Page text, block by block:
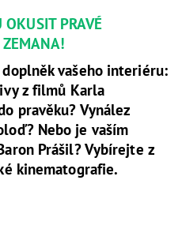
OKUSIT PRAVÉ
ZEMANA!
vašeho interiéru:
z filmů Karla
pravěku? Vynález
Nebo je vaším
Prášil? Vybírejte z
kinematografie.